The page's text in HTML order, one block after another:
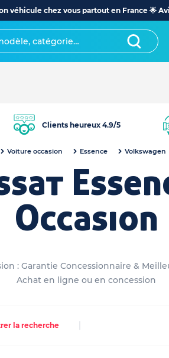
véhicule chez vous partout en France 🌟
Clients heureux 4.9/5
Voiture occasion Essence Volkswagen
Occasion
: Garantie Concessionnaire &
Achat en ligne ou en concession
la recherche